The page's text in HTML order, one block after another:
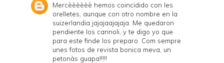
Mercèèèèèè hemos coincidido con les
orelletes, aunque con otro nombre en la
suizerlandia jajajaajajaja. Me quedaron
pendiente los cannoli, y te digo yo que
para este finde los preparo. Com sempre
unes fotos de revista bonica meva, un
petonàs guapa!!!!!